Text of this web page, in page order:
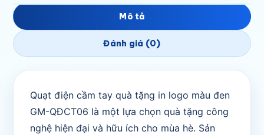
Mô tả
Đánh giá (0)
Quạt điện cầm tay quà tặng in logo màu đen
GM-QĐCT06 là một lựa chọn quà tặng công
nghệ hiện đại và hữu ích cho mùa hè. Sản